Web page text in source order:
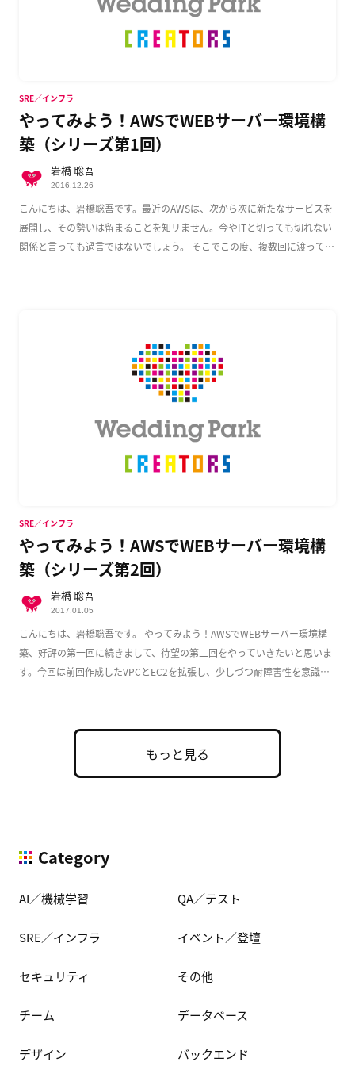
やってみよう！AWSでWEBサーバー環境構
築（シリーズ第1回）
こんにちは、岩橋聡吾です。最近のAWSは、次から次に新たなサービスを
展開し、その勢いは留まることを知リません。今やITと切っても切れない
関係と言っても過言ではないでしょう。 そこでこの度、複数回に渡って
SRE／インフラ
岩橋 聡吾
2016.12.26
やってみよう！AWSでWEBサーバー環境構
築（シリーズ第2回）
こんにちは、岩橋聡吾です。 やってみよう！AWSでWEBサーバー環境構
築、好評の第一回に続きまして、待望の第二回をやっていきたいと思いま
す。今回は前回作成したVPCとEC2を拡張し、少しづつ耐障害性を意識し
SRE／インフラ
岩橋 聡吾
2017.01.05
もっと見る
Category
AI／機械学習 QA／テスト
SRE／インフラ イベント／登壇
セキュリティ その他
チーム データベース
デザイン バックエンド